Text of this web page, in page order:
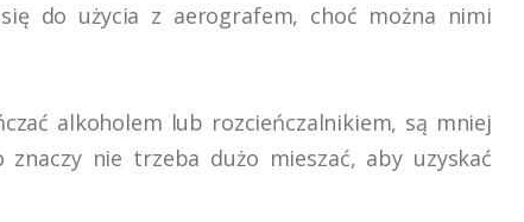
do użycia z aerografem, choć można nimi
alkoholem lub rozcieńczalnikiem, są mniej
nie trzeba dużo mieszać, aby uzyskać